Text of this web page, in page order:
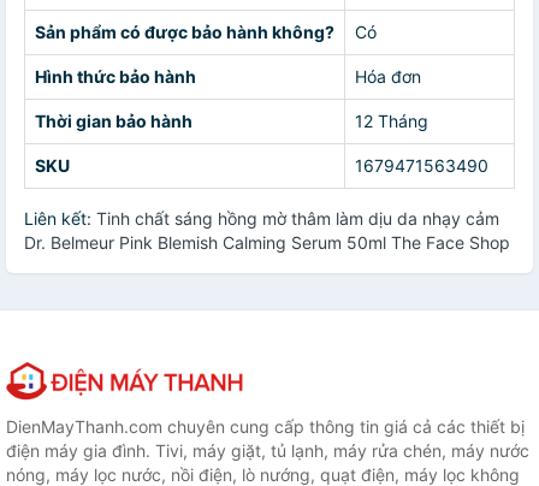
Sản phẩm có được bảo hành không? Có
Hình thức bảo hành Hóa đơn
Thời gian bảo hành 12 Tháng
SKU 1679471563490
Liên kết: Tinh chất sáng hồng mờ thâm làm dịu da nhạy cảm
Dr. Belmeur Pink Blemish Calming Serum 50ml The Face Shop
DienMayThanh.com chuyên cung cấp thông tin giá cả các thiết bị
điện máy gia đình. Tivi, máy giặt, tủ lạnh, máy rửa chén, máy nước
nóng, máy lọc nước, nồi điện, lò nướng, quạt điện, máy lọc không